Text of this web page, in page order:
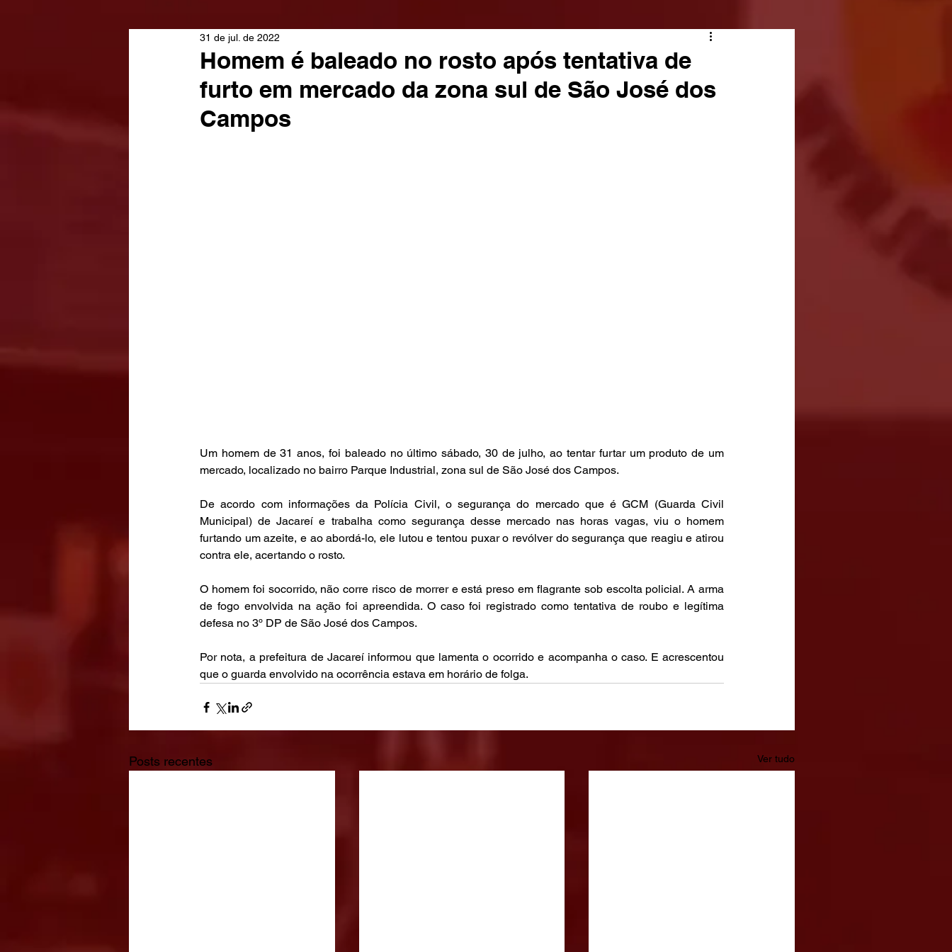
Homem é baleado no rosto após tentativa de
furto em mercado da zona sul de São José dos
Campos
31 de jul. de 2022
Um homem de 31 anos, foi baleado no último sábado, 30 de julho, ao tentar furtar um produto de um
mercado, localizado no bairro Parque Industrial, zona sul de São José dos Campos.
De acordo com informações da Polícia Civil, o segurança do mercado que é GCM (Guarda Civil
Municipal) de Jacareí e trabalha como segurança desse mercado nas horas vagas, viu o homem
furtando um azeite, e ao abordá-lo, ele lutou e tentou puxar o revólver do segurança que reagiu e atirou
contra ele, acertando o rosto.
O homem foi socorrido, não corre risco de morrer e está preso em flagrante sob escolta policial. A arma
de fogo envolvida na ação foi apreendida. O caso foi registrado como tentativa de roubo e legítima
defesa no 3º DP de São José dos Campos.
Por nota, a prefeitura de Jacareí informou que lamenta o ocorrido e acompanha o caso. E acrescentou
que o guarda envolvido na ocorrência estava em horário de folga.
Posts recentes Ver tudo